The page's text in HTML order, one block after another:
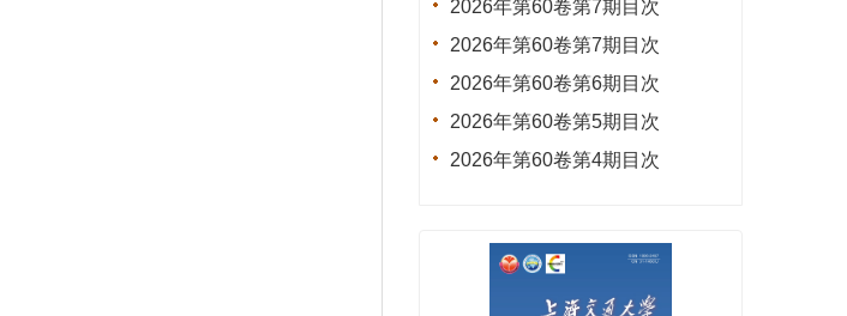
2026年第60卷第1期目次
2025年第59卷第12期目次